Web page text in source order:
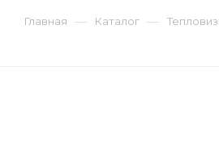
Главная — Каталог —